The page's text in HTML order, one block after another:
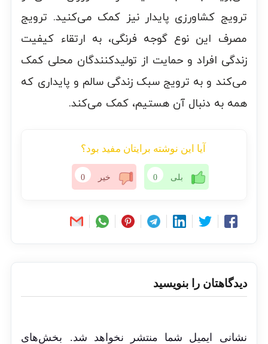
ترویج کشاورزی پایدار نیز کمک می‌کنید. ترویج
مصرف این نوع گوجه فرنگی، به ارتقاء کیفیت
زندگی افراد و حمایت از تولیدکنندگان محلی کمک
می‌کند و به ترویج سبک زندگی سالم و پایداری که
همه به دنبال آن هستیم، کمک می‌کند.
آیا این نوشته برایتان مفید بود؟
بلی 0 خیر 0
دیدگاهتان را بنویسید
نشانی ایمیل شما منتشر نخواهد شد.
بخش‌های